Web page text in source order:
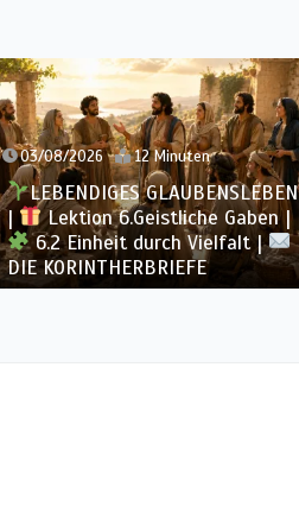
03/08/2026 12 Minuten
LEBENDIGES GLAUBENSLEBEN
|
Lektion 6.Geistliche Gaben |
6.2 Einheit durch Vielfalt |
DIE KORINTHERBRIEFE